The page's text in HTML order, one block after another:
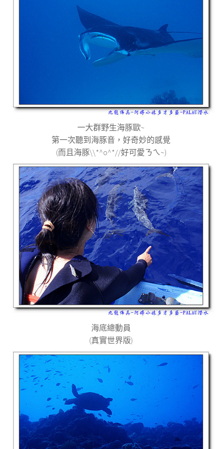
一大群野生海豚歐~
第一次聽到海豚音，好奇妙的感覺
(而且海豚\\*^o^*//好可愛ㄋㄟ~)
海底總動員
(真實世界版)